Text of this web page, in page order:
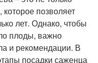
позволяет
лет. Однако, чтобы
плоды, важно
и рекомендации. В
посадки саженца